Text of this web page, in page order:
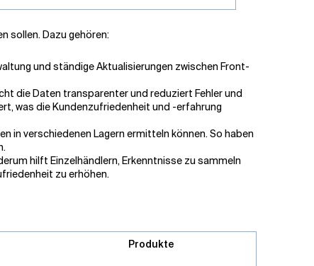
sollen. Dazu gehören:
und ständige Aktualisierungen zwischen Front-
die Daten transparenter und reduziert Fehler und
was die Kundenzufriedenheit und -erfahrung
in verschiedenen Lagern ermitteln können. So haben
hilft Einzelhändlern, Erkenntnisse zu sammeln
zu erhöhen.
Produkte